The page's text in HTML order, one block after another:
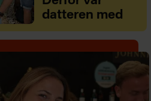
datteren med